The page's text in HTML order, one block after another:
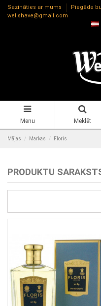
Sazināties ar mums Piegāde
wellshave@gmail.com
Menu Meklēt
Mājas Markas Floris
PRODUKTU